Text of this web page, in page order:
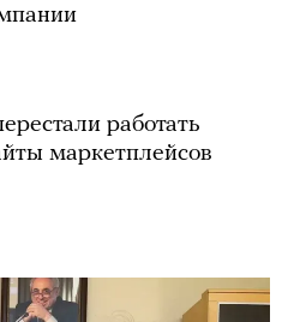
работать
маркетплейсов